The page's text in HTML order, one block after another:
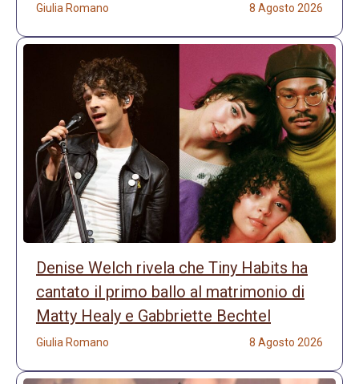
Giulia Romano 8 Agosto 2026
Denise Welch rivela che Tiny Habits ha
cantato il primo ballo al matrimonio di
Matty Healy e Gabbriette Bechtel
Giulia Romano 8 Agosto 2026